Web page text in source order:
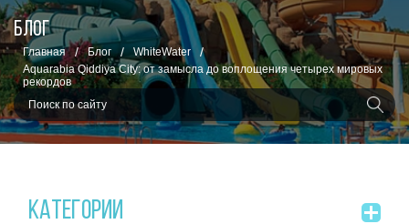
БЛОГ
Главная / Блог / WhiteWater /
Aquarabia Qiddiya City: от замысла до воплощения четырех мировых
рекордов
Категории